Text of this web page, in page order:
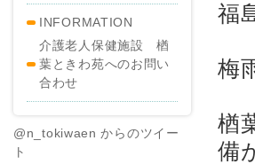
福
梅
楢
備
INFORMATION
介護老人保健施設 楢
葉ときわ苑へのお問い
合わせ
@n_tokiwaen からのツイー
ト